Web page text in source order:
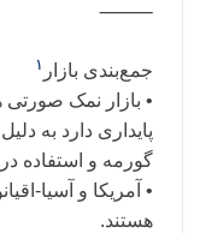
⸻
جمع‌بندی بازار ۱
• بازار نمک
پایداری دارد به
گورمه و استفاده
• آمریکا و آسیا-
هستند.